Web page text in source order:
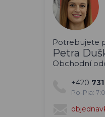
Potrebujete
Petra
Obchodní
+420
Po-Pia: